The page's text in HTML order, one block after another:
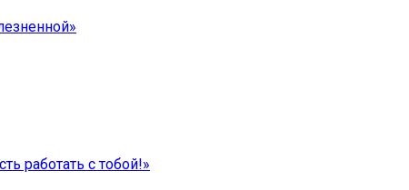
работать с тобой!»